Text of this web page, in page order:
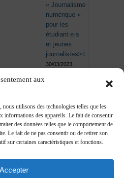
aux
utilisons des technologies telles que les
informations des appareils. Le fait de consentir
des données telles que le comportement de
Le fait de ne pas consentir ou de retirer son
sur certaines caractéristiques et fonctions.
Accepter
« Journalisme
numérique »
pour les
étudiant·e·s
et jeunes
journalistes￼
30/03/2023